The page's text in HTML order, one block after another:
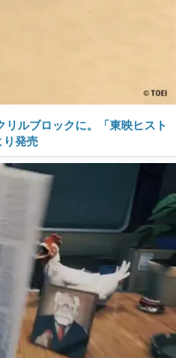
リルブロックに。「東映ヒスト
り発売